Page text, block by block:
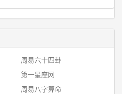
周易六十四卦
第一星座网
周易八字算命